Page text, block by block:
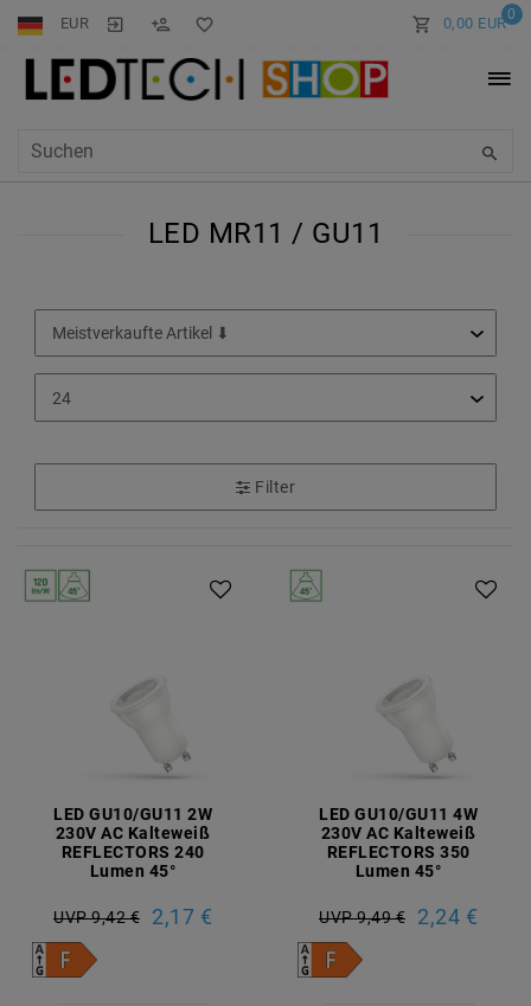
EUR 0
0,00 EUR
LED MR11 / GU11
Filter
LED GU10/GU11 2W
230V AC Kalteweiß
REFLECTORS 240
Lumen 45°
UVP 9,42 € 2,17 €
LED GU10/GU11 4W
230V AC Kalteweiß
REFLECTORS 350
Lumen 45°
UVP 9,49 € 2,24 €